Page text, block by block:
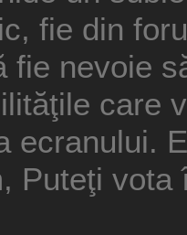
fie din
fie nevoie
care
ecranului.
Puteţi vota